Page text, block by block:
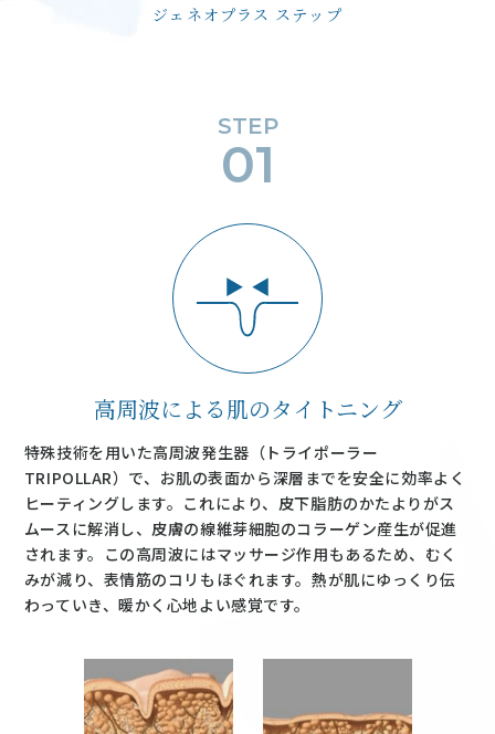
ジェネオプラス ステップ
STEP
01
高周波による肌のタイトニング
特殊技術を用いた高周波発生器（トライポーラー
TRIPOLLAR）で、お肌の表面から深層までを安全に効率よく
ヒーティングします。これにより、皮下脂肪のかたよりがス
ムースに解消し、皮膚の線維芽細胞のコラーゲン産生が促進
されます。この高周波にはマッサージ作用もあるため、むく
みが減り、表情筋のコリもほぐれます。熱が肌にゆっくり伝
わっていき、暖かく心地よい感覚です。